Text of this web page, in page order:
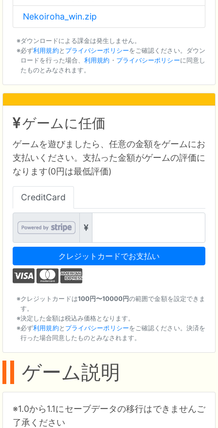
Nekoiroha_win.zip
ダウンロードによる課金は発生しません。
必ず利用規約と プライバシーポリシーをご確認ください。ダウン
ロードを行った場合、利用規約 ・ プライバシーポリシーに同意し
たものとみなされます。
ゲームに任価
ゲームを遊びましたら、任意の金額をゲームにお
支払いください。支払った金額がゲームの評価に
なります(0円は最低評価)
CreditCard
クレジットカードでお支払い
クレジットカードは100円〜10000円の範囲で金額を設定できま
す。
決定した金額は税込み価格となります。
必ず利用規約と プライバシーポリシーをご確認ください。決済を
行った場合同意したものとみなされます。
ゲーム説明
※1.0から1.1にセーブデータの移行はできませんご
了承ください